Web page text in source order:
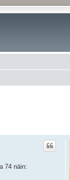
74 näin: